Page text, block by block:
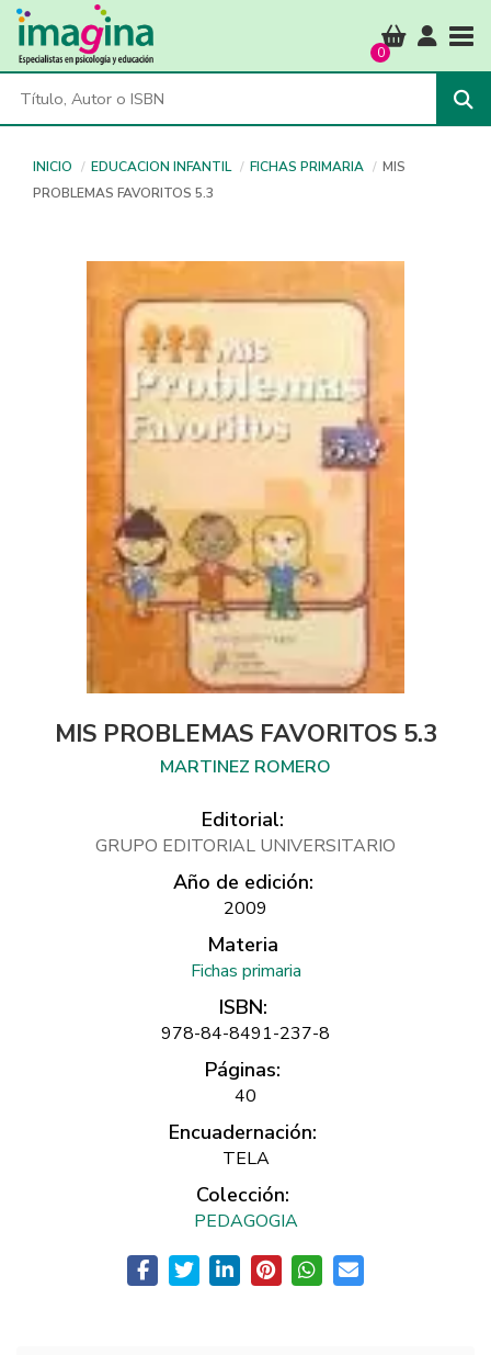
0
INICIO EDUCACION INFANTIL FICHAS PRIMARIA
MIS
PROBLEMAS FAVORITOS 5.3
MIS PROBLEMAS FAVORITOS 5.3
MARTINEZ ROMERO
Editorial:
GRUPO EDITORIAL UNIVERSITARIO
Año de edición:
2009
Materia
Fichas primaria
ISBN:
978-84-8491-237-8
Páginas:
40
Encuadernación:
TELA
Colección:
PEDAGOGIA